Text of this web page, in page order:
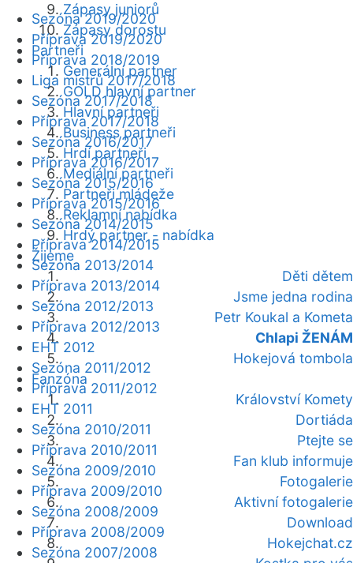
Zápasy juniorů
Zápasy dorostu
Partneři
Generální partner
GOLD hlavní partner
Hlavní partneři
Business partneři
Hrdí partneři
Mediální partneři
Partneři mládeže
Reklamní nabídka
Hrdý partner - nabídka
Žijeme
Děti dětem
Jsme jedna rodina
Petr Koukal a Kometa
Chlapi ŽENÁM
Hokejová tombola
Fanzóna
Království Komety
Dortiáda
Ptejte se
Fan klub informuje
Fotogalerie
Aktivní fotogalerie
Download
Hokejchat.cz
Sezóna 2019/2020
Příprava 2019/2020
Příprava 2018/2019
Liga mistrů 2017/2018
Sezóna 2017/2018
Příprava 2017/2018
Sezóna 2016/2017
Příprava 2016/2017
Sezóna 2015/2016
Příprava 2015/2016
Sezóna 2014/2015
Příprava 2014/2015
Sezóna 2013/2014
Příprava 2013/2014
Sezóna 2012/2013
Příprava 2012/2013
EHT 2012
Sezóna 2011/2012
Příprava 2011/2012
EHT 2011
Sezóna 2010/2011
Příprava 2010/2011
Sezóna 2009/2010
Příprava 2009/2010
Sezóna 2008/2009
Příprava 2008/2009
Sezóna 2007/2008